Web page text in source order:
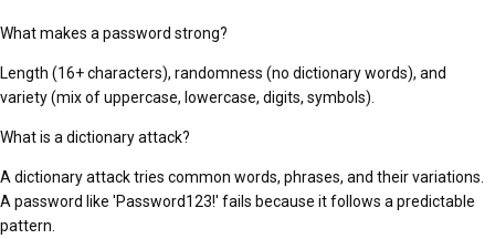
What makes a password strong?
Length (16+ characters), randomness (no dictionary words), and
variety (mix of uppercase, lowercase, digits, symbols).
What is a dictionary attack?
A dictionary attack tries common words, phrases, and their variations.
A password like 'Password123!' fails because it follows a predictable
pattern.